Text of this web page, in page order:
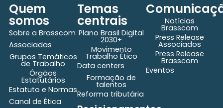
Quem
somos
Sobre a Brasscom
Associadas
Grupos Temáticos
de Trabalho
Órgãos
Estatutários
Estatuto e Normas
Canal de Ética
Temas
centrais
Plano Brasil Digital
2030+
Movimento
Trabalho Ético
Data centers
Formação de
talentos
Reforma tributária
Notícias
Brasscom
Press Release
Associados
Press Release
Brasscom
Eventos